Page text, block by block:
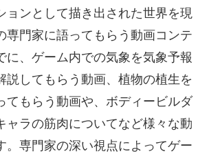
ョンとして描き出された世界を現
専門家に語ってもらう動画コンテ
に、ゲーム内での気象を気象予報
説してもらう動画、植物の植生を
てもらう動画や、ボディービルダ
ャラの筋肉についてなど様々な動
。専門家の深い視点によってゲー